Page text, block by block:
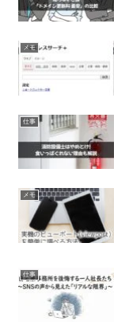
メモ
仕事
メモ
仕事